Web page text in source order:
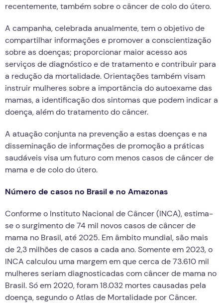
recentemente, também sobre o câncer de colo do útero.
A campanha, celebrada anualmente, tem o objetivo de
compartilhar informações e promover a conscientização
sobre as doenças; proporcionar maior acesso aos
serviços de diagnóstico e de tratamento e contribuir para
a redução da mortalidade. Orientações também visam
instruir mulheres sobre a importância do autoexame das
mamas, a identificação dos sintomas que podem indicar a
doença, além do tratamento do câncer.
A atuação conjunta na prevenção a estas doenças e na
disseminação de informações de promoção a práticas
saudáveis visa um futuro com menos casos de câncer de
mama e de colo do útero.
Número de casos no Brasil e no Amazonas
Conforme o Instituto Nacional de Câncer (INCA), estima-
se o surgimento de 74 mil novos casos de câncer de
mama no Brasil, até 2025. Em âmbito mundial, são mais
de 2,3 milhões de casos a cada ano. Somente em 2023, o
INCA calculou uma margem em que cerca de 73.610 mil
mulheres seriam diagnosticadas com câncer de mama no
Brasil. Só em 2020, foram 18.032 mortes causadas pela
doença, segundo o Atlas de Mortalidade por Câncer.